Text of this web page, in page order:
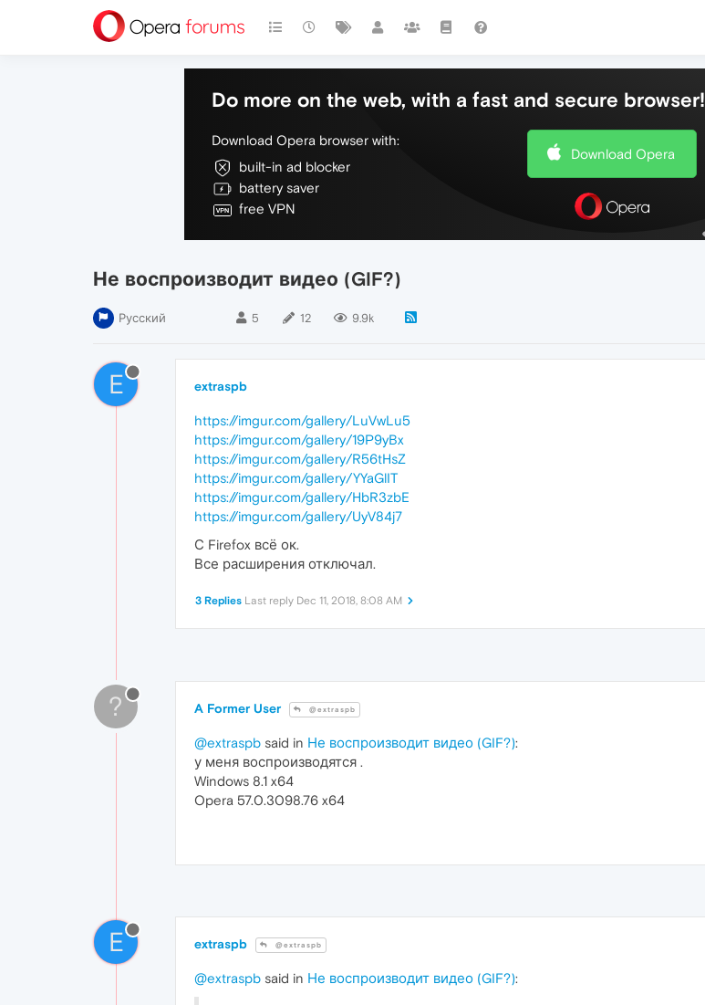
Do more on the web, with a fast and secure browser!
Download Opera browser with:
built-in ad blocker
battery saver
free VPN
Download Opera
Не воспроизводит видео (GIF?)
Русский 5 12 9.9k
E extraspb
https://imgur.com/gallery/LuVwLu5
https://imgur.com/gallery/19P9yBx
https://imgur.com/gallery/R56tHsZ
https://imgur.com/gallery/YYaGlIT
https://imgur.com/gallery/HbR3zbE
https://imgur.com/gallery/UyV84j7
С Firefox всё ок.
Все расширения отключал.
3 Replies Last reply Dec 11, 2018, 8:08 AM
? A Former User @extraspb
@extraspb said in Не воспроизводит видео (GIF?):
у меня воспроизводятся .
Windows 8.1 x64
Opera 57.0.3098.76 x64
E extraspb @extraspb
@extraspb said in Не воспроизводит видео (GIF?):